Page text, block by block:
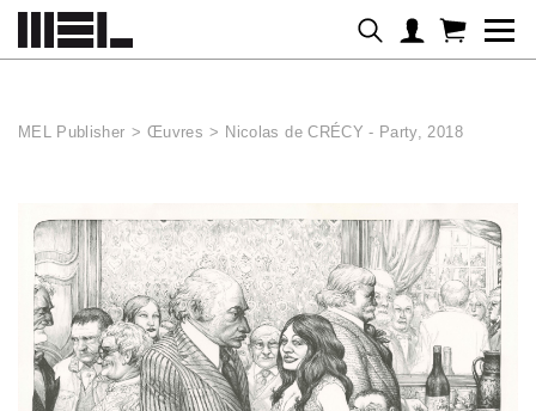
MEL Publisher > Œuvres > Nicolas de CRÉCY - Party, 2018
Panneau de gestion des cookies